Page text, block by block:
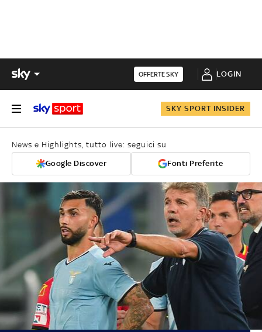
OFFERTE SKY LOGIN
SKY SPORT INSIDER
News e Highlights, tutto live: seguici su
Google Discover Fonti Preferite